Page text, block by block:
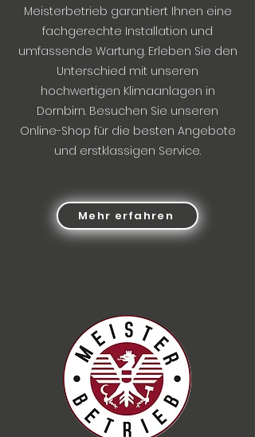
Meisterbetrieb garantiert Ihnen eine
fachgerechte Installation und
umfassende Wartung. Erleben Sie den
Unterschied mit unseren
hochwertigen Klimaanlagen in
Dornbirn. Besuchen Sie unseren
Online-Shop für die besten Angebote
und erstklassigen Service.
Mehr erfahren